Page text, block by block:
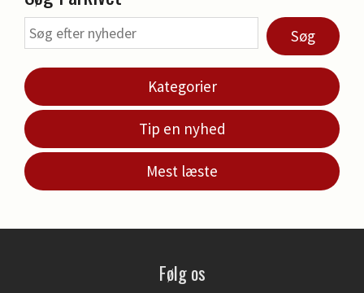
Søg
Kategorier
Tip en nyhed
Mest læste
Følg os